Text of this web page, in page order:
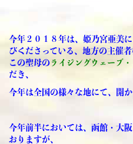
今年２０１８年は、姫乃宮亜美
びくださっている、地方の主催
この聖母の ライジングウェーブ
だき、
今年は全国の様々な地にて、開
今年前半においては、函館・大
おりますが、